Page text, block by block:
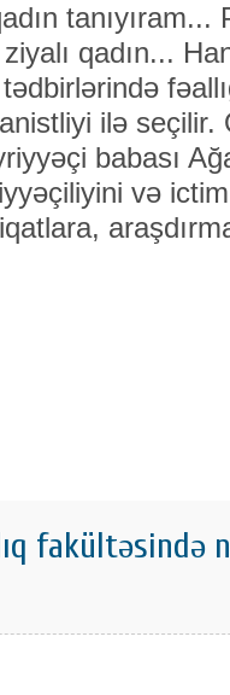
qadın...
ilə seçilir.
babası
və
fakültəsində